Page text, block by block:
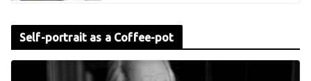
Self-portrait as a Coffee-pot